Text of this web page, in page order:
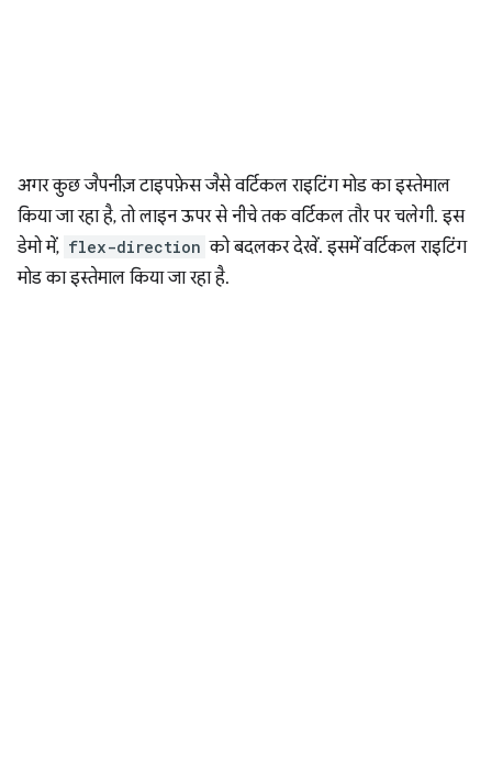
अगर कुछ जैपनीज़ टाइपफ़ेस जैसे वर्टिकल राइटिंग मोड का इस्तेमाल
किया जा रहा है, तो लाइन ऊपर से नीचे तक वर्टिकल तौर पर चलेगी. इस
डेमो में, flex-direction को बदलकर देखें. इसमें वर्टिकल राइटिंग
मोड का इस्तेमाल किया जा रहा है.